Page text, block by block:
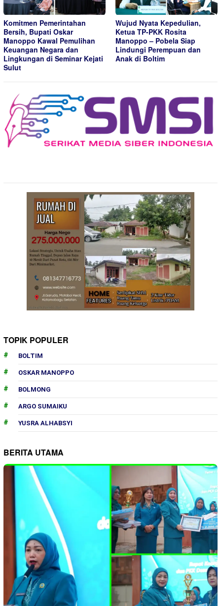
Komitmen Pemerintahan
Bersih, Bupati Oskar
Manoppo Kawal Pemulihan
Keuangan Negara dan
Lingkungan di Seminar Kejati
Sulut
Wujud Nyata Kepedulian,
Ketua TP-PKK Rosita
Manoppo – Pobela Siap
Lindungi Perempuan dan
Anak di Boltim
TOPIK POPULER
BOLTIM
OSKAR MANOPPO
BOLMONG
ARGO SUMAIKU
YUSRA ALHABSYI
BERITA UTAMA